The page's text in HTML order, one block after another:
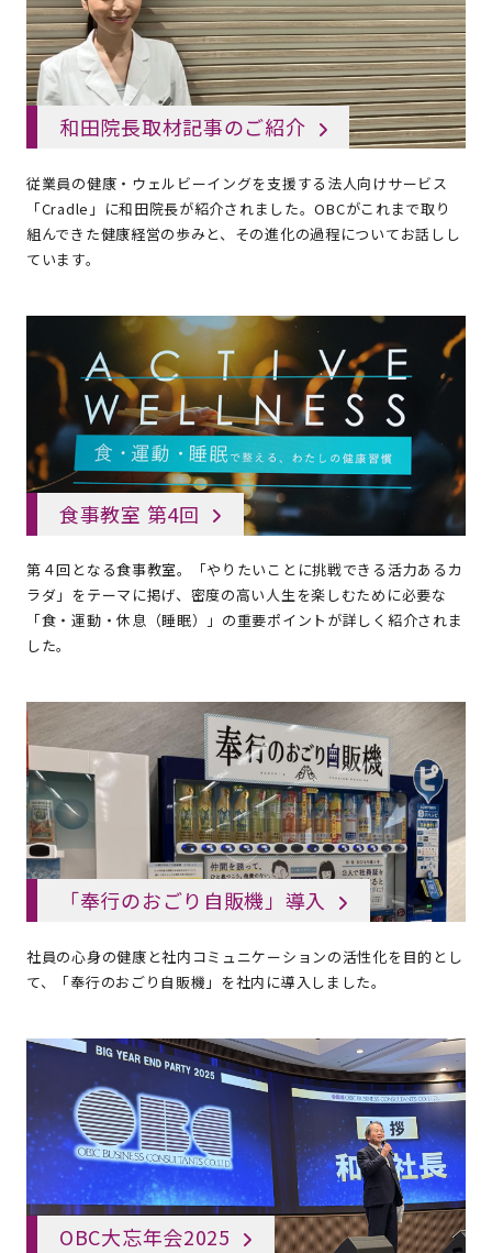
和田院長取材記事のご紹介
従業員の健康・ウェルビーイングを支援する法人向けサービス
「Cradle」に和田院長が紹介されました。OBCがこれまで取り
組んできた健康経営の歩みと、その進化の過程についてお話しし
ています。
食事教室 第4回
第４回となる食事教室。「やりたいことに挑戦できる活力あるカ
ラダ」をテーマに掲げ、密度の高い人生を楽しむために必要な
「食・運動・休息（睡眠）」の重要ポイントが詳しく紹介されま
した。
「奉行のおごり自販機」導入
社員の心身の健康と社内コミュニケーションの活性化を目的とし
て、「奉行のおごり自販機」を社内に導入しました。
OBC大忘年会2025